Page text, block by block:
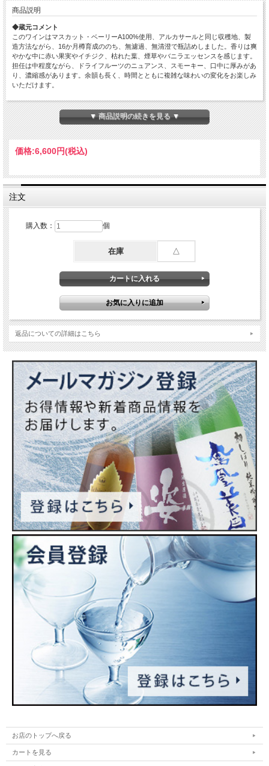
商品説明
◆蔵元コメント
このワインはマスカット・ベーリーA100%使用、アルカサールと同じ収穫地、製
造方法ながら、16か月樽育成ののち、無濾過、無清澄で瓶詰めしました。香りは爽
やかな中に赤い果実やイチジク、枯れた葉、煙草やバニラエッセンスを感じます。
担任は中程度ながら、ドライフルーツのニュアンス、スモーキー、口中に厚みがあ
り、濃縮感があります。余韻も長く、時間とともに複雑な味わいの変化をお楽しみ
いただけます。
◆ましだやコメント
イチゴジャムのようにキャッチーな香りと、程よいタンニンが口当たり優しい赤ワ
インです。フルーティーさとワインらしい飲みごたえのバランスが良く、幅広い料
理とのペアリングを楽しめると思います。
収穫年:2022年
容量:750ml
▼ 商品説明の続きを見る ▼
価格:6,600円(税込)
注文
購入数： 個
在庫 △
返品についての詳細はこちら
お店のトップへ戻る
カートを見る